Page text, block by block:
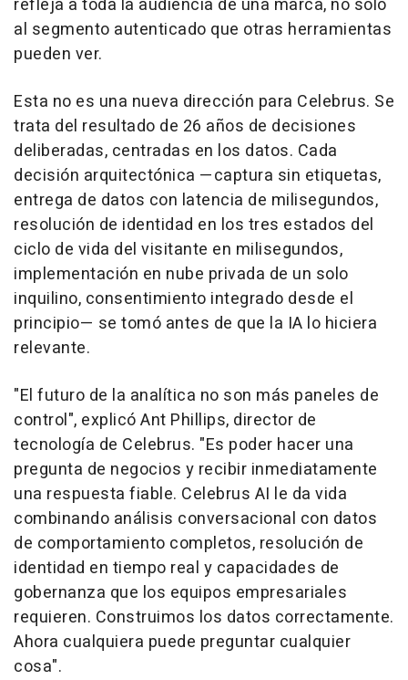
refleja a toda la audiencia de una marca, no solo
al segmento autenticado que otras herramientas
pueden ver.
Esta no es una nueva dirección para Celebrus. Se
trata del resultado de 26 años de decisiones
deliberadas, centradas en los datos. Cada
decisión arquitectónica —captura sin etiquetas,
entrega de datos con latencia de milisegundos,
resolución de identidad en los tres estados del
ciclo de vida del visitante en milisegundos,
implementación en nube privada de un solo
inquilino, consentimiento integrado desde el
principio— se tomó antes de que la IA lo hiciera
relevante.
"El futuro de la analítica no son más paneles de
control", explicó Ant Phillips, director de
tecnología de Celebrus. "Es poder hacer una
pregunta de negocios y recibir inmediatamente
una respuesta fiable. Celebrus AI le da vida
combinando análisis conversacional con datos
de comportamiento completos, resolución de
identidad en tiempo real y capacidades de
gobernanza que los equipos empresariales
requieren. Construimos los datos correctamente.
Ahora cualquiera puede preguntar cualquier
cosa".